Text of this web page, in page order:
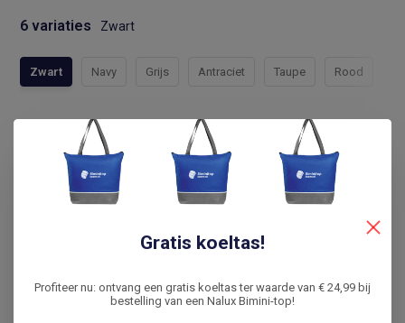
6 variaties Zwart
Zwart Navy Grijs Antraciet Taupe Rood
Compleet assortiment
Snelle levering
De laagste prijs
Gratis koeltas!
Profiteer nu: ontvang een gratis koeltas ter waarde van € 24,99 bij
bestelling van een Nalux Bimini-top!